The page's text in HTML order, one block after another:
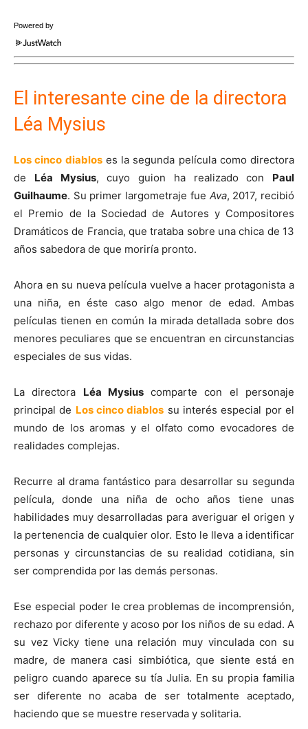
Powered by
El interesante cine de la directora
Léa Mysius
Los cinco diabloses la segunda película como directora
de Léa Mysius, cuyo guion ha realizado con Paul
Guilhaume. Su primer largometraje fue Ava, 2017, recibió
el Premio de la Sociedad de Autores y Compositores
Dramáticos de Francia, que trataba sobre una chica de 13
años sabedora de que moriría pronto.
Ahora en su nueva película vuelve a hacer protagonista a
una niña, en éste caso algo menor de edad. Ambas
películas tienen en común la mirada detallada sobre dos
menores peculiares que se encuentran en circunstancias
especiales de sus vidas.
La directora Léa Mysiuscomparte con el personaje
principal de Los cinco diablos su interés especial por el
mundo de los aromas y el olfato como evocadores de
realidades complejas.
Recurre al drama fantástico para desarrollar su segunda
película, donde una niña de ocho años tiene unas
habilidades muy desarrolladas para averiguar el origen y
la pertenencia de cualquier olor. Esto le lleva a identificar
personas y circunstancias de su realidad cotidiana, sin
ser comprendida por las demás personas.
Ese especial poder le crea problemas de incomprensión,
rechazo por diferente y acoso por los niños de su edad. A
su vez Vicky tiene una relación muy vinculada con su
madre, de manera casi simbiótica, que siente está en
peligro cuando aparece su tía Julia. En su propia familia
ser diferente no acaba de ser totalmente aceptado,
haciendo que se muestre reservada y solitaria.